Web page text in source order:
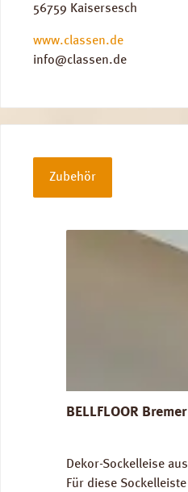
56759 Kaisersesch
www.classen.de
info@classen.de
Zubehör
BELLFLOOR
Dekor-Sockelleise
Für diese